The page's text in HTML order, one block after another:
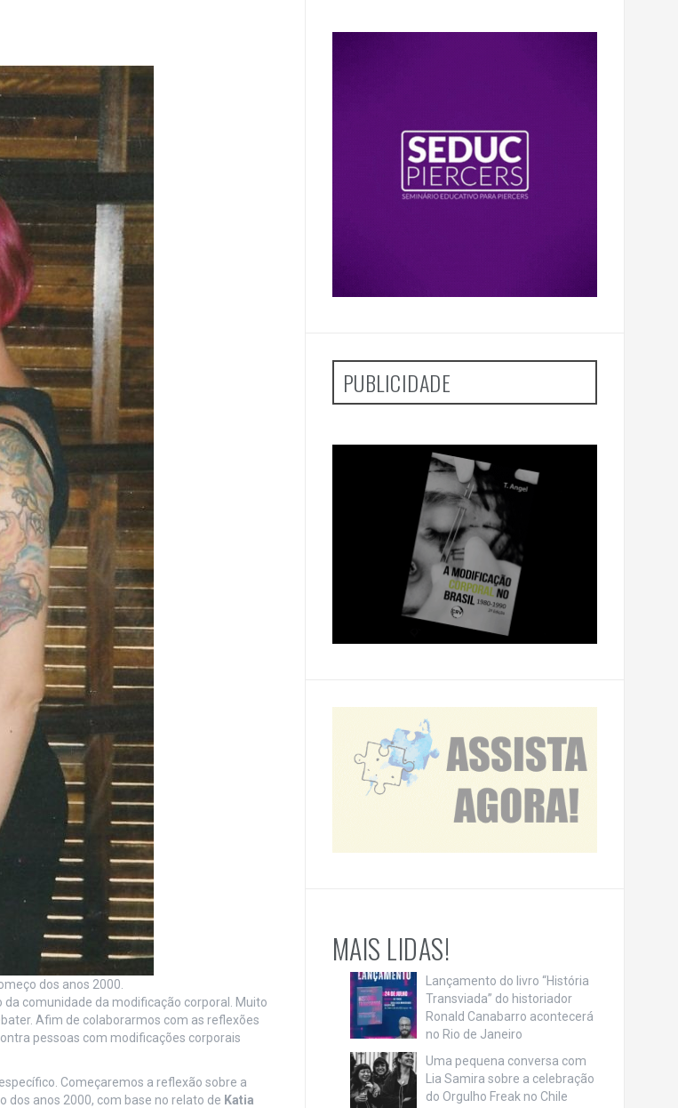
dos anos 2000.
comunidade da modificação corporal. Muito
Afim de colaborarmos com as reflexões
pessoas com modificações corporais
Começaremos a reflexão sobre a
dos anos 2000, com base no relato de Katia
PUBLICIDADE
MAIS LIDAS!
Lançamento do livro “História
Transviada” do historiador
Ronald Canabarro acontecerá
no Rio de Janeiro
Uma pequena conversa com
Lia Samira sobre a celebração
do Orgulho Freak no Chile